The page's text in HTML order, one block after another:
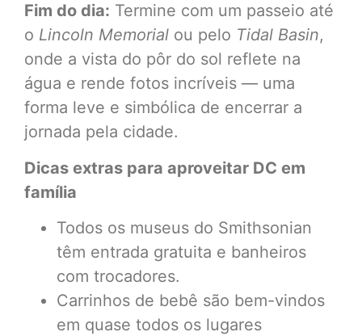
Fim do dia: Termine com um passeio até
o Lincoln Memorial ou pelo Tidal Basin,
onde a vista do pôr do sol reflete na
água e rende fotos incríveis — uma
forma leve e simbólica de encerrar a
jornada pela cidade.
Dicas extras para aproveitar DC em
família
Todos os museus do Smithsonian
têm entrada gratuita e banheiros
com trocadores.
Carrinhos de bebê são bem-vindos
em quase todos os lugares